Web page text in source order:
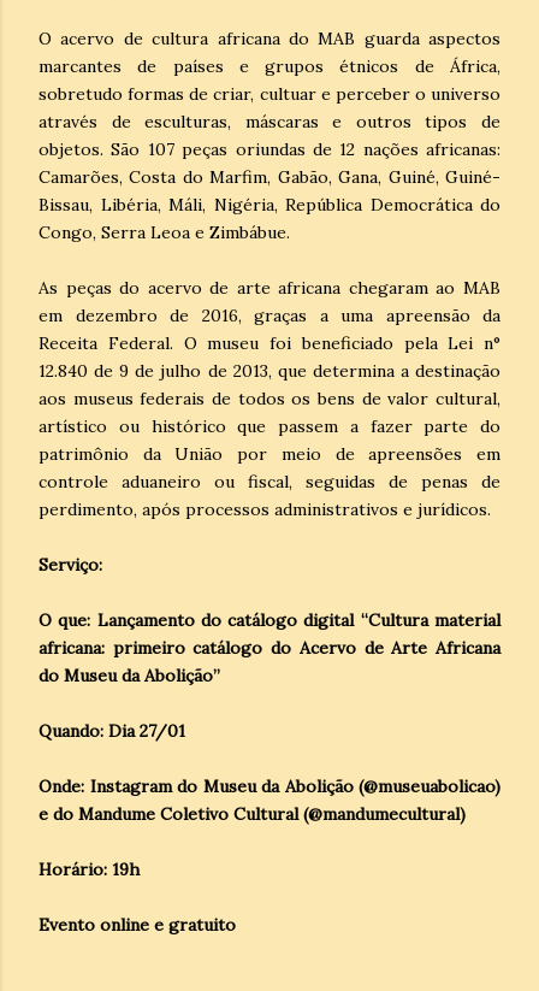
O acervo de cultura africana do MAB guarda aspectos
marcantes de países e grupos étnicos de África,
sobretudo formas de criar, cultuar e perceber o universo
através de esculturas, máscaras e outros tipos de
objetos. São 107 peças oriundas de 12 nações africanas:
Camarões, Costa do Marfim, Gabão, Gana, Guiné, Guiné-
Bissau, Libéria, Máli, Nigéria, República Democrática do
Congo, Serra Leoa e Zimbábue.
As peças do acervo de arte africana chegaram ao MAB
em dezembro de 2016, graças a uma apreensão da
Receita Federal. O museu foi beneficiado pela Lei n°
12.840 de 9 de julho de 2013, que determina a destinação
aos museus federais de todos os bens de valor cultural,
artístico ou histórico que passem a fazer parte do
patrimônio da União por meio de apreensões em
controle aduaneiro ou fiscal, seguidas de penas de
perdimento, após processos administrativos e jurídicos.
Serviço:
O que: Lançamento do catálogo digital “Cultura material
africana: primeiro catálogo do Acervo de Arte Africana
do Museu da Abolição”
Quando: Dia 27/01
Onde: Instagram do Museu da Abolição (@museuabolicao)
e do Mandume Coletivo Cultural (@mandumecultural)
Horário: 19h
Evento online e gratuito